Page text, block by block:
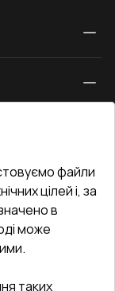
60 кв. 61
файли
цілей і, за
в
може
таких